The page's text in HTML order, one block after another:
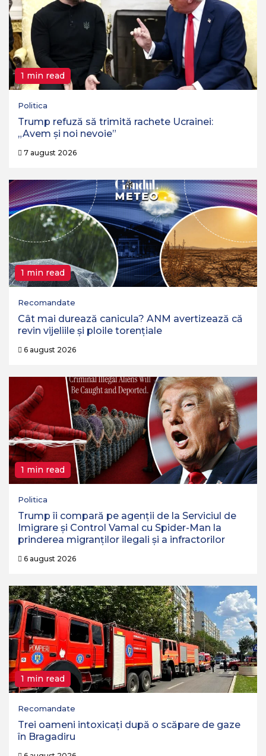
1 min read
Politica
Trump refuză să trimită rachete Ucrainei:
„Avem și noi nevoie”
7 august 2026
1 min read
Recomandate
Cât mai durează canicula? ANM avertizează că
revin vijeliile și ploile torențiale
6 august 2026
1 min read
Politica
Trump îi compară pe agenții de la Serviciul de
Imigrare și Control Vamal cu Spider-Man la
prinderea migranților ilegali și a infractorilor
6 august 2026
1 min read
Recomandate
Trei oameni intoxicați după o scăpare de gaze
în Bragadiru